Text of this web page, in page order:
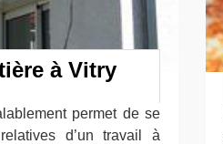
à Vitry
permet de se
d’un travail à